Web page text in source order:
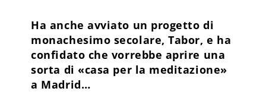
Ha anche avviato un progetto di
monachesimo secolare, Tabor, e ha
confidato che vorrebbe aprire una
sorta di «casa per la meditazione»
a Madrid…